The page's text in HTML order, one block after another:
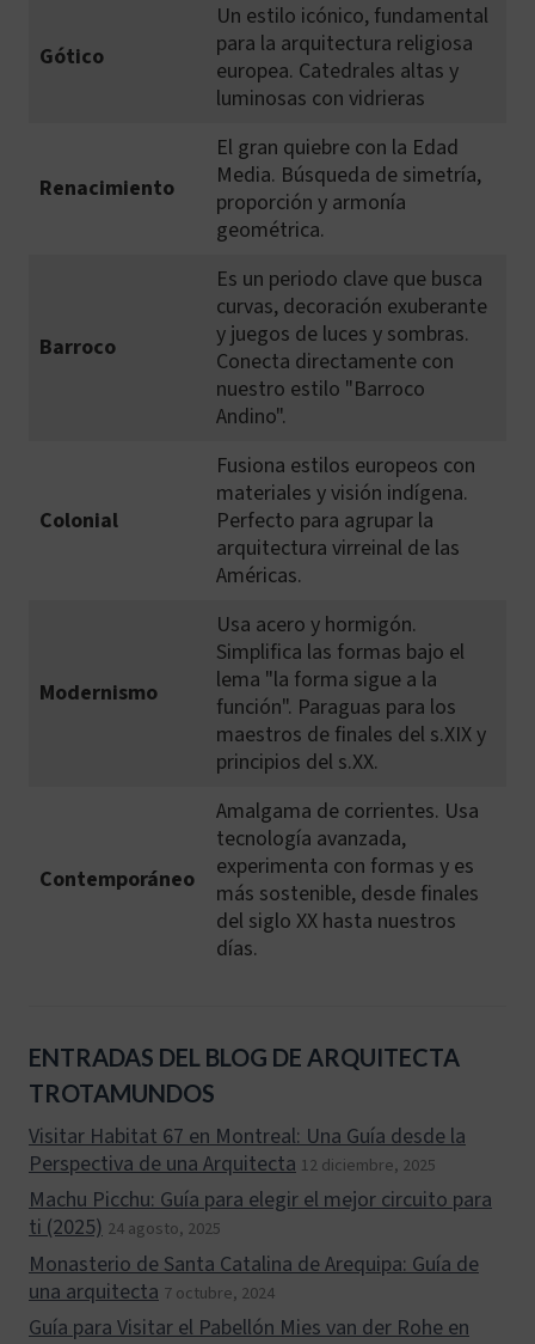
Gótico
Un estilo icónico, fundamental
para la arquitectura religiosa
europea. Catedrales altas y
luminosas con vidrieras
Renacimiento
El gran quiebre con la Edad
Media. Búsqueda de simetría,
proporción y armonía
geométrica.
Barroco
Es un periodo clave que busca
curvas, decoración exuberante
y juegos de luces y sombras.
Conecta directamente con
nuestro estilo "Barroco
Andino".
Colonial
Fusiona estilos europeos con
materiales y visión indígena.
Perfecto para agrupar la
arquitectura virreinal de las
Américas.
Modernismo
Usa acero y hormigón.
Simplifica las formas bajo el
lema "la forma sigue a la
función". Paraguas para los
maestros de finales del s.XIX y
principios del s.XX.
Contemporáneo
Amalgama de corrientes. Usa
tecnología avanzada,
experimenta con formas y es
más sostenible, desde finales
del siglo XX hasta nuestros
días.
ENTRADAS DEL BLOG DE ARQUITECTA
TROTAMUNDOS
Visitar Habitat 67 en Montreal: Una Guía desde la
Perspectiva de una Arquitecta 12 diciembre, 2025
Machu Picchu: Guía para elegir el mejor circuito para
ti (2025) 24 agosto, 2025
Monasterio de Santa Catalina de Arequipa: Guía de
una arquitecta 7 octubre, 2024
Guía para Visitar el Pabellón Mies van der Rohe en